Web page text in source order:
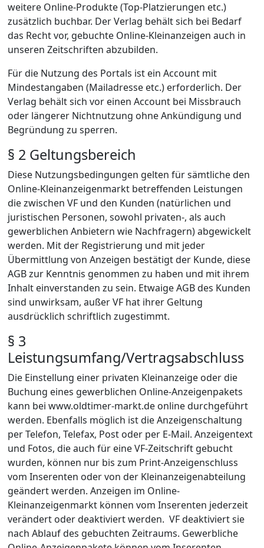
weitere Online-Produkte (Top-Platzierungen etc.)
zusätzlich buchbar. Der Verlag behält sich bei Bedarf
das Recht vor, gebuchte Online-Kleinanzeigen auch in
unseren Zeitschriften abzubilden.
Für die Nutzung des Portals ist ein Account mit
Mindestangaben (Mailadresse etc.) erforderlich. Der
Verlag behält sich vor einen Account bei Missbrauch
oder längerer Nichtnutzung ohne Ankündigung und
Begründung zu sperren.
§ 2 Geltungsbereich
Diese Nutzungsbedingungen gelten für sämtliche den
Online-Kleinanzeigenmarkt betreffenden Leistungen
die zwischen VF und den Kunden (natürlichen und
juristischen Personen, sowohl privaten-, als auch
gewerblichen Anbietern wie Nachfragern) abgewickelt
werden. Mit der Registrierung und mit jeder
Übermittlung von Anzeigen bestätigt der Kunde, diese
AGB zur Kenntnis genommen zu haben und mit ihrem
Inhalt einverstanden zu sein. Etwaige AGB des Kunden
sind unwirksam, außer VF hat ihrer Geltung
ausdrücklich schriftlich zugestimmt.
§ 3
Leistungsumfang/Vertragsabschluss
Die Einstellung einer privaten Kleinanzeige oder die
Buchung eines gewerblichen Online-Anzeigenpakets
kann bei www.oldtimer-markt.de online durchgeführt
werden. Ebenfalls möglich ist die Anzeigenschaltung
per Telefon, Telefax, Post oder per E-Mail. Anzeigentext
und Fotos, die auch für eine VF-Zeitschrift gebucht
wurden, können nur bis zum Print-Anzeigenschluss
vom Inserenten oder von der Kleinanzeigenabteilung
geändert werden. Anzeigen im Online-
Kleinanzeigenmarkt können vom Inserenten jederzeit
verändert oder deaktiviert werden. VF deaktiviert sie
nach Ablauf des gebuchten Zeitraums. Gewerbliche